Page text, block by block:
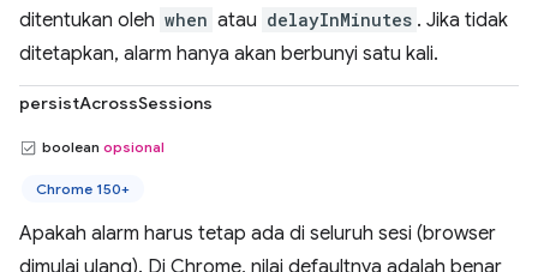
ditentukan oleh when atau delayInMinutes . Jika tidak
ditetapkan, alarm hanya akan berbunyi satu kali.
persistAcrossSessions
boolean opsional
Chrome 150+
Apakah alarm harus tetap ada di seluruh sesi (browser
dimulai ulang). Di Chrome, nilai defaultnya adalah benar